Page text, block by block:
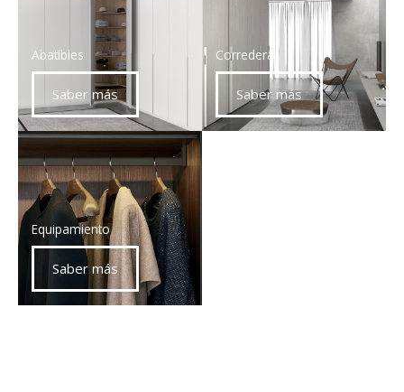
Abatibles
Saber más
Corredera
Saber más
Equipamiento
Saber más